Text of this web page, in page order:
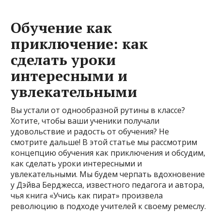
Обучение как
приключение: как
сделать уроки
интересными и
увлекательными
Вы устали от однообразной рутины в классе?
Хотите, чтобы ваши ученики получали
удовольствие и радость от обучения? Не
смотрите дальше! В этой статье мы рассмотрим
концепцию обучения как приключения и обсудим,
как сделать уроки интересными и
увлекательными. Мы будем черпать вдохновение
у Дэйва Берджесса, известного педагога и автора,
чья книга «Учись как пират» произвела
революцию в подходе учителей к своему ремеслу.